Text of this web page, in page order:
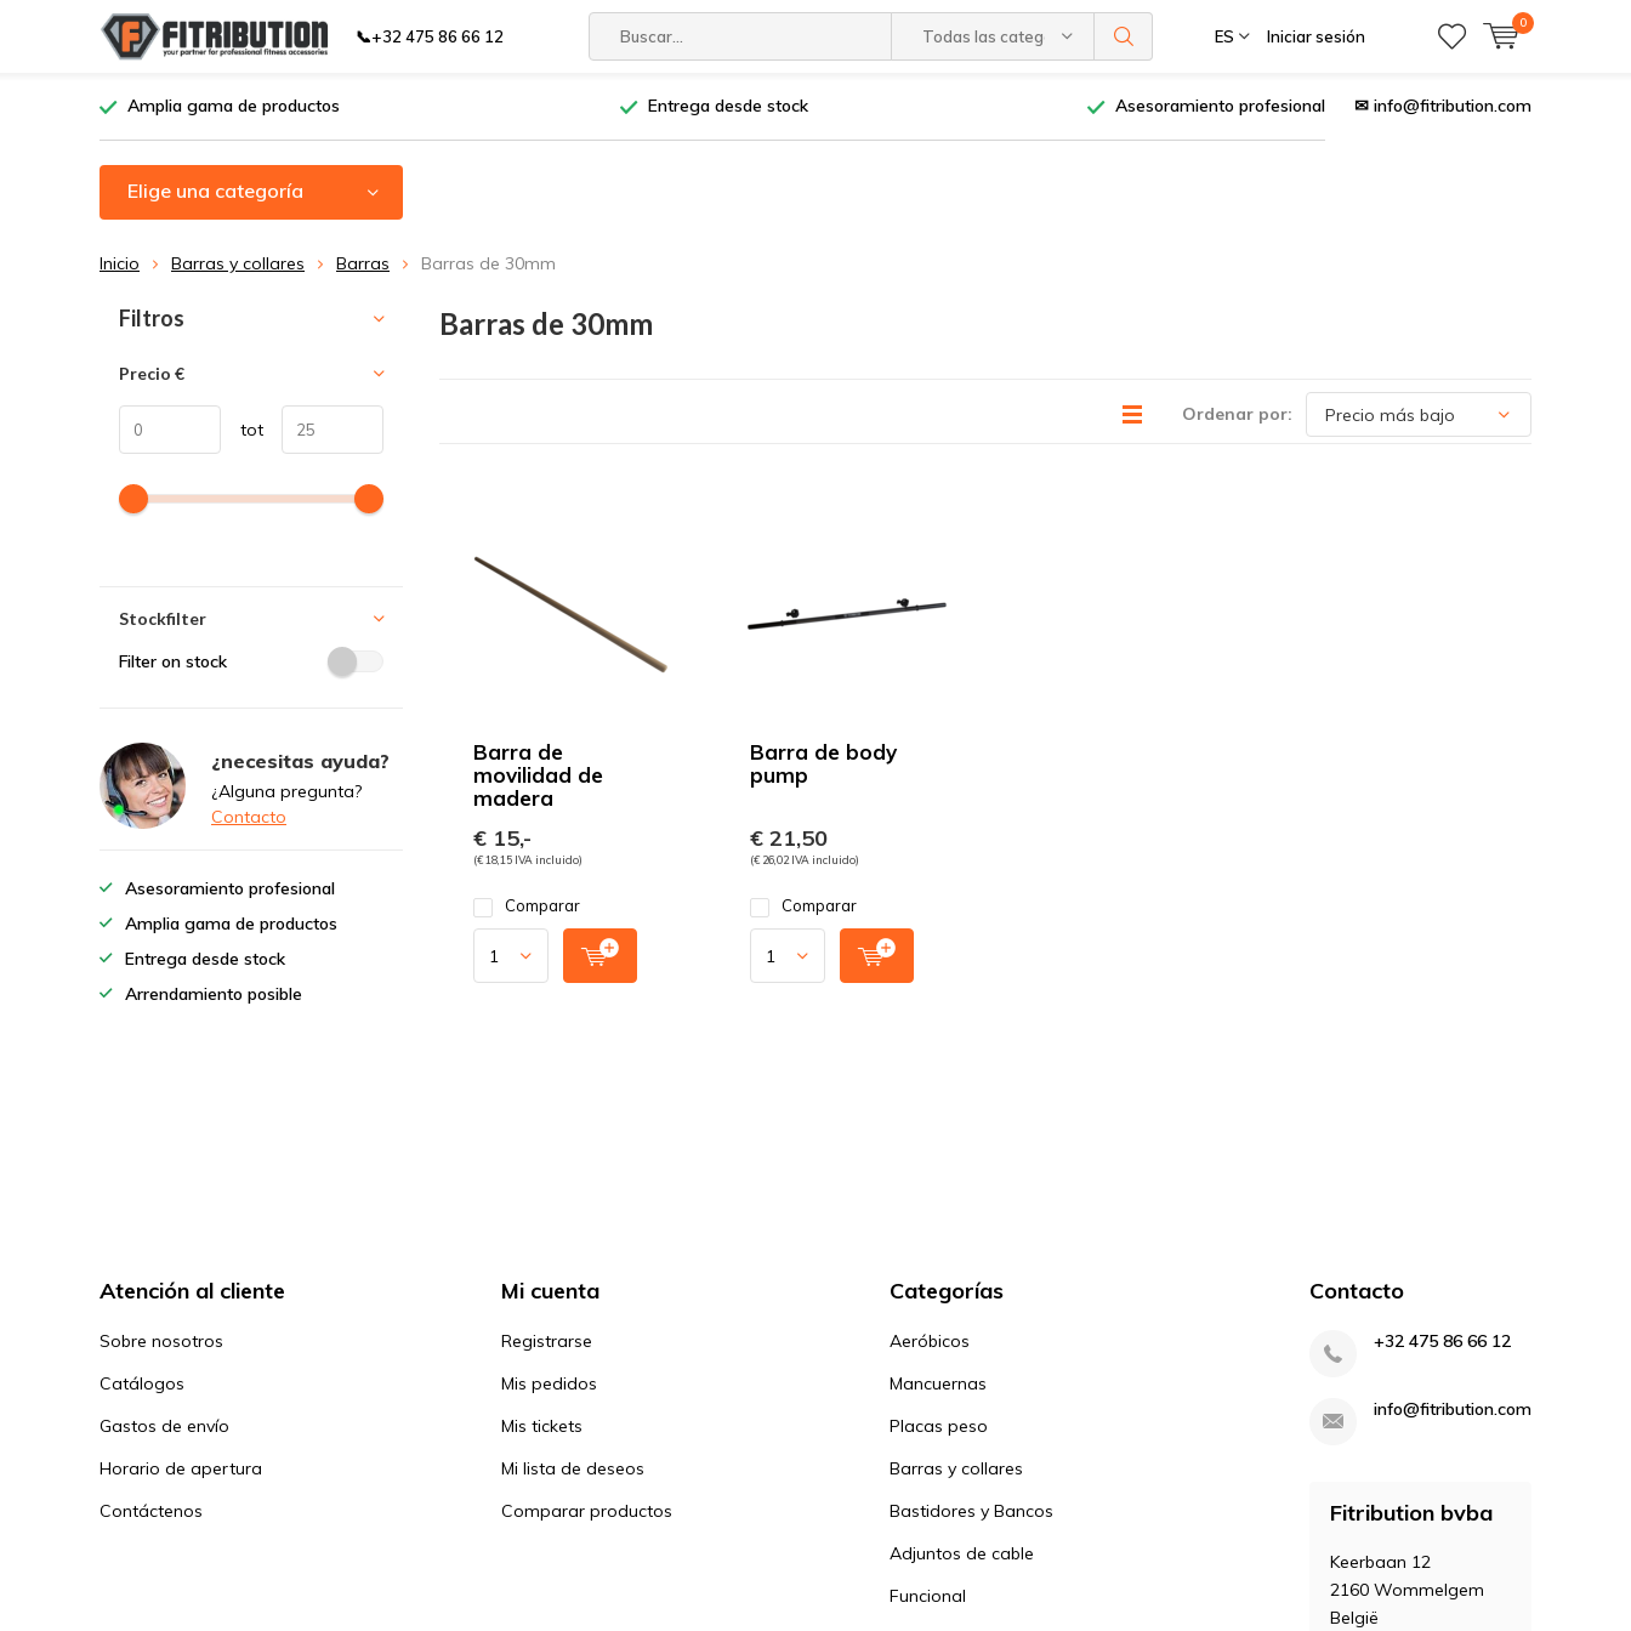
📞+32 475 86 66 12 Todas las categorías ES Iniciar sesión
0
Amplia gama de productos Entrega desde stock Asesoramiento profesional ✉ info@fitribution.com
Elige una categoría
Inicio Barras y collares Barras Barras de 30mm
Barras de 30mm
Ordenar por:
Barra de
movilidad de
madera
€ 15,-
(€ 18,15 IVA incluido)
Comparar
Barra de body
pump
€ 21,50
(€ 26,02 IVA incluido)
Comparar
Ordenar por:
Filtros
Precio €
tot
Stockfilter
Filter on stock
¿necesitas ayuda?
¿Alguna pregunta?
Contacto
Asesoramiento profesional
Amplia gama de productos
Entrega desde stock
Arrendamiento posible
Atención al cliente
Sobre nosotros
Catálogos
Gastos de envío
Horario de apertura
Contáctenos
Mi cuenta
Registrarse
Mis pedidos
Mis tickets
Mi lista de deseos
Comparar productos
Categorías
Aeróbicos
Mancuernas
Placas peso
Barras y collares
Bastidores y Bancos
Adjuntos de cable
Funcional
Contacto
+32 475 86 66 12
info@fitribution.com
Fitribution bvba
Keerbaan 12
2160 Wommelgem
België